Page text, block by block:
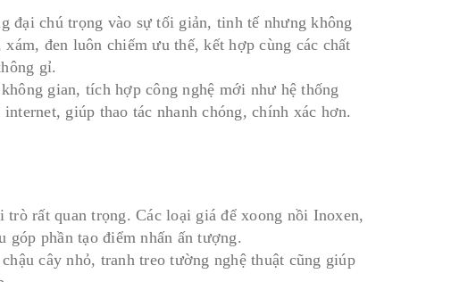
đại chú trọng vào sự tối giản, tinh tế nhưng không
đen luôn chiếm ưu thế, kết hợp cùng các chất
gỉ.
gian, tích hợp công nghệ mới như hệ thống
giúp thao tác nhanh chóng, chính xác hơn.
rất quan trọng. Các loại giá để xoong nồi Inoxen,
góp phần tạo điểm nhấn ấn tượng.
cây nhỏ, tranh treo tường nghệ thuật cũng giúp